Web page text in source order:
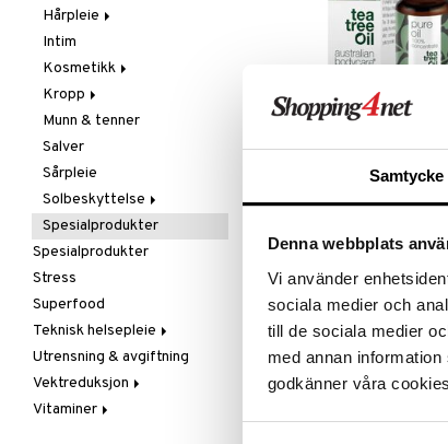
Samtycke
Denna webbplats
Vi använder
sociala medier och
till de sociala medier
med annan
godkänner våra
Finnes i flere varianter
Tree Oil 10 ml
AUSTRALIAN BODYCARE
Tea Tree-olje av høy
kr 89
Selen
Sink
Krydder & buljong
Mel & baking
Nøtte-& frøpasta
Olje & fett
Oppbevaring
Raw Food
Sjokolade
Snacks
Søtning
Spiring
Te
Øyecremer
Rengjøring
Spesialprodukter
Fotpleie
Håndpleie
Tilbehør
Hårpleie
Balsam
Sjampo
Spesialprodukter
Intim
Kosmetikk
Hud
Lepper
Øyne
Kropp
Bad, dusj & såpe
Bodylotion
Deo
Eteriske oljer
Kroppspeeling
Olje
Spesialprodukter
Munn & tenner
Salver
Sårpleie
Solbeskyttelse
Aftersun
Brun uten sol
Lepper
Solcreme
Spesialprodukter
Spesialprodukter
Stress
Superfood
Teknisk helsepleie
Annet
Luftfukter
Lysterapi
Utrensning & avgiftning
Vektreduksjon
Bars
Vitaminer